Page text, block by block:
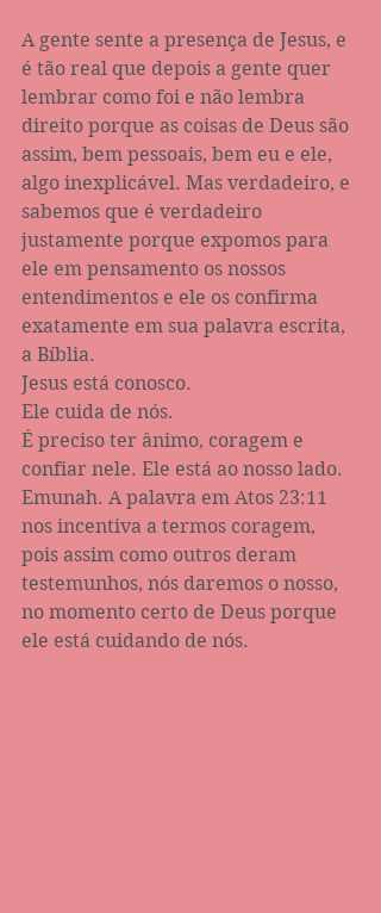
A gente sente a presença de Jesus, e
é tão real que depois a gente quer
lembrar como foi e não lembra
direito porque as coisas de Deus são
assim, bem pessoais, bem eu e ele,
algo inexplicável. Mas verdadeiro, e
sabemos que é verdadeiro
justamente porque expomos para
ele em pensamento os nossos
entendimentos e ele os confirma
exatamente em sua palavra escrita,
a Bíblia.
Jesus está conosco.
Ele cuida de nós.
É preciso ter ânimo, coragem e
confiar nele. Ele está ao nosso lado.
Emunah. A palavra em Atos 23:11
nos incentiva a termos coragem,
pois assim como outros deram
testemunhos, nós daremos o nosso,
no momento certo de Deus porque
ele está cuidando de nós.